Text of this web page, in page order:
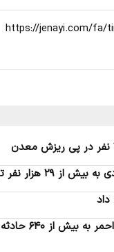
نفر توسط هلال احمر
داد
امدادرسانی